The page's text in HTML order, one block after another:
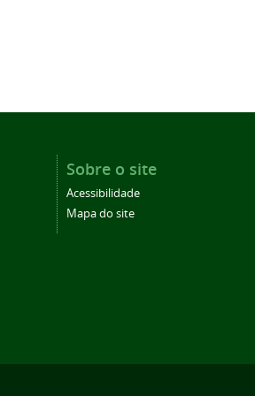
Sobre o site
Acessibilidade
Mapa do site